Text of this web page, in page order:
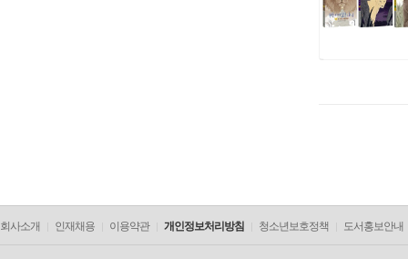
회사소개 인재채용 이용약관 개인정보처리방침 청소년보호정책 도서홍보안내